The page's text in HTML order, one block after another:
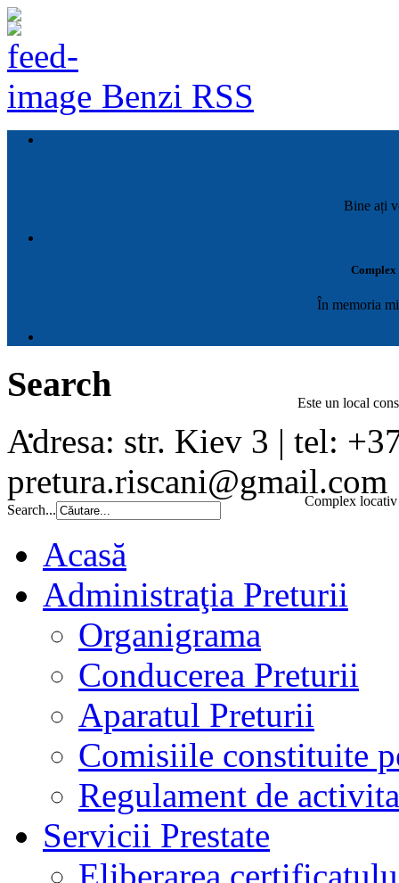
Benzi RSS
Bine ați
În memoria
Este un local
Complex
Search
Adresa: str. Kiev 3 | tel:
pretura.riscani@gmail.com
Search...
Acasă
Administraţia Preturii
Organigrama
Conducerea Preturii
Aparatul Preturii
Comisiile constituite
Regulament de
Servicii Prestate